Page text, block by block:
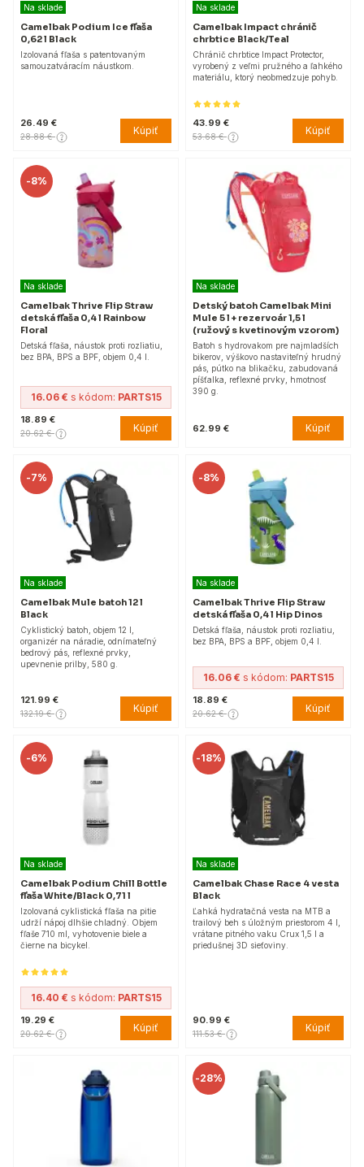
Na sklade
Camelbak Podium Ice fľaša
0,62 l Black
Izolovaná fľaša s patentovaným
samouzatváracím náustkom.
26.49 €
28.88 € Kúpiť
Na sklade
Camelbak Impact chránič
chrbtice Black/Teal
Chránič chrbtice Impact Protector,
vyrobený z veľmi pružného a ľahkého
materiálu, ktorý neobmedzuje pohyb.
43.99 €
53.68 € Kúpiť
-8%
Na sklade
Camelbak Thrive Flip Straw
detská fľaša 0,4 l Rainbow
Floral
Detská fľaša, náustok proti rozliatiu,
bez BPA, BPS a BPF, objem 0,4 l.
16.06 € s kódom: PARTS15
18.89 €
20.62 € Kúpiť
Na sklade
Detský batoh Camelbak Mini
Mule 5 l + rezervoár 1,5 l
(ružový s kvetinovým vzorom)
Batoh s hydrovakom pre najmladších
bikerov, výškovo nastaviteľný hrudný
pás, pútko na blikačku, zabudovaná
píšťalka, reflexné prvky, hmotnosť
390 g.
62.99 € Kúpiť
-7%
Na sklade
Camelbak Mule batoh 12 l
Black
Cyklistický batoh, objem 12 l,
organizér na náradie, odnímateľný
bedrový pás, reflexné prvky,
upevnenie prilby, 580 g.
121.99 €
132.19 € Kúpiť
-8%
Na sklade
Camelbak Thrive Flip Straw
detská fľaša 0,4 l Hip Dinos
Detská fľaša, náustok proti rozliatiu,
bez BPA, BPS a BPF, objem 0,4 l.
16.06 € s kódom: PARTS15
18.89 €
20.62 € Kúpiť
-6%
Na sklade
Camelbak Podium Chill Bottle
fľaša White/Black 0,71 l
Izolovaná cyklistická fľaša na pitie
udrží nápoj dlhšie chladný. Objem
fľaše 710 ml, vyhotovenie biele a
čierne na bicykel.
16.40 € s kódom: PARTS15
19.29 €
20.62 € Kúpiť
-18%
Na sklade
Camelbak Chase Race 4 vesta
Black
Ľahká hydratačná vesta na MTB a
trailový beh s úložným priestorom 4 l,
vrátane pitného vaku Crux 1,5 l a
priedušnej 3D sieťoviny.
90.99 €
111.53 € Kúpiť
-28%